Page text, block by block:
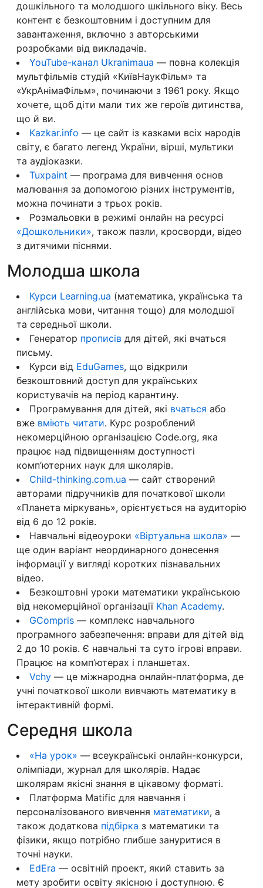
дошкільного та молодшого шкільного віку. Весь
контент є безкоштовним і доступним для
завантаження, включно з авторськими
розробками від викладачів.
YouTube-канал Ukranimaua — повна колекція
мультфільмів студій «КиївНаукФільм» та
«УкрАнімаФільм», починаючи з 1961 року. Якщо
хочете, щоб діти мали тих же героїв дитинства,
що й ви.
Kazkar.info — це сайт із казками всіх народів
світу, є багато легенд України, вірші, мультики
та аудіоказки.
Tuxpaint — програма для вивчення основ
малювання за допомогою різних інструментів,
можна починати з трьох років.
Розмальовки в режимі онлайн на ресурсі
«Дошкольники», також пазли, кросворди, відео
з дитячими піснями.
Молодша школа
Курси Learning.ua (математика, українська та
англійська мови, читання тощо) для молодшої
та середньої школи.
Генератор прописів для дітей, які вчаться
письму.
Курси від EduGames, що відкрили
безкоштовний доступ для українських
користувачів на період карантину.
Програмування для дітей, які вчаться або
вже вміють читати. Курс розроблений
некомерційною організацією Code.org, яка
працює над підвищенням доступності
комп’ютерних наук для школярів.
Сhild-thinking.com.ua — сайт створений
авторами підручників для початкової школи
«Планета міркувань», орієнтується на аудиторію
від 6 до 12 років.
Навчальні відеоуроки «Віртуальна школа» —
ще один варіант неординарного донесення
інформації у вигляді коротких пізнавальних
відео.
Безкоштовні уроки математики українською
від некомерційної організації Khan Academy.
GCompris — комплекс навчального
програмного забезпечення: вправи для дітей від
2 до 10 років. Є навчальні та суто ігрові вправи.
Працює на комп’ютерах і планшетах.
Vchy — це міжнародна онлайн-платформа, де
учні початкової школи вивчають математику в
інтерактивній формі.
Середня школа
«На урок» — всеукраїнські онлайн-конкурси,
олімпіади, журнал для школярів. Надає
школярам якісні знання в цікавому форматі.
Платформа Matific для навчання і
персоналізованого вивчення математики, а
також додаткова підбірка з математики та
фізики, якщо потрібно глибше зануритися в
точні науки.
EdEra — освітній проект, який ставить за
мету зробити освіту якісною і доступною. Є